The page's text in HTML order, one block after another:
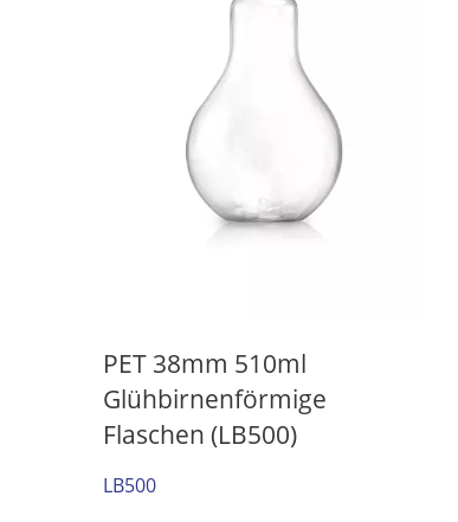
PET 38mm 510ml
Glühbirnenförmige
Flaschen (LB500)
LB500